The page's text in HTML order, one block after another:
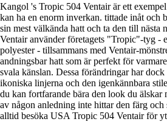
Kangol 's Tropic 504 Ventair är ett
kan ha en enorm inverkan. tittade inåt och
sin mest välkända hatt och ta den till
Ventair använder företagets "Tropic"-tyg -
polyester - tillsammans med Ventair-
andningsbar hatt som är perfekt för
svala känslan. Dessa förändringar har
ikoniska linjerna och den igenkännbara
du kan fortfarande bära den look du
av någon anledning inte hittar den färg
alltid besöka USA Tropic 504 Ventair för